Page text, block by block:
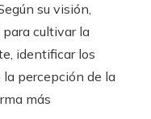
su visión,
cultivar la
identificar los
percepción de la
más